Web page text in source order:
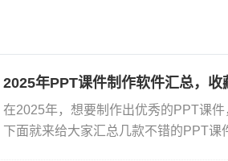
2025年PPT课件制作软件汇总，收
在2025年，想要制作出优秀的PPT课件
下面就来给大家汇总几款不错的PPT